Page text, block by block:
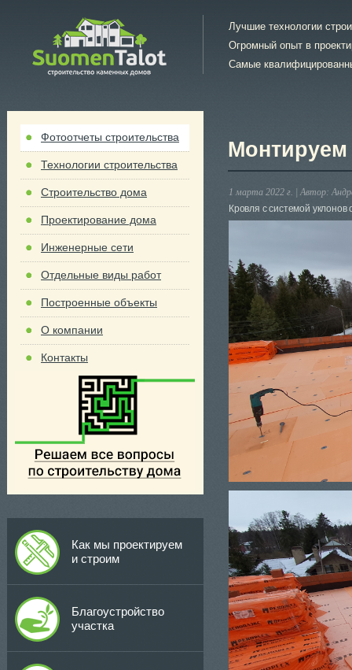
Лучшие технологии
Огромный опыт в
Самые
Фотоотчеты строительства
Технологии строительства
Строительство дома
Проектирование дома
Инженерные сети
Отдельные виды работ
Построенные объекты
О компании
Контакты
Как мы проектируем
и строим
Благоустройство
участка
Монтируем
1 марта 2022 г. | Автор:
Кровля с системой